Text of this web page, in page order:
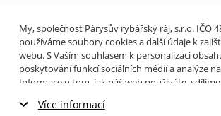
My, společnost Párysův rybářský ráj, s.r.o. IČO
používáme soubory cookies a další údaje k
webu. S Vaším souhlasem k personalizaci
poskytování funkcí sociálních médií a analýze
Informace o tom, jak náš web používáte,
můžete přečíst, jak tyto informace Google
Více informací